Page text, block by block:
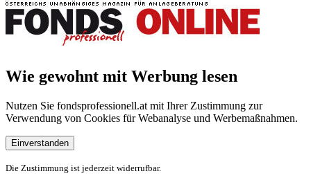
Wie gewohnt mit Werbung lesen
Nutzen Sie fondsprofessionell.at mit Ihrer Zustimmung zur
Verwendung von Cookies für Webanalyse und Werbemaßnahmen.
Einverstanden
Die Zustimmung ist jederzeit widerrufbar.